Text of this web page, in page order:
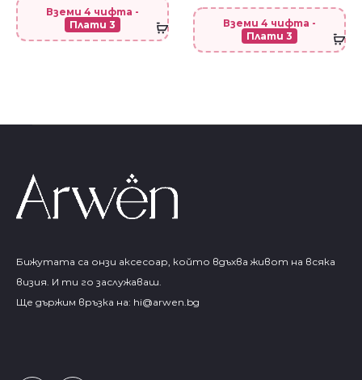
Вземи 4 чифта -
Плати 3
Вземи 4 чифта -
Плати 3
Бижутата са онзи аксесоар, който вдъхва живот на всяка
визия. И ти го заслужаваш.
Ще държим връзка на: hi@arwen.bg